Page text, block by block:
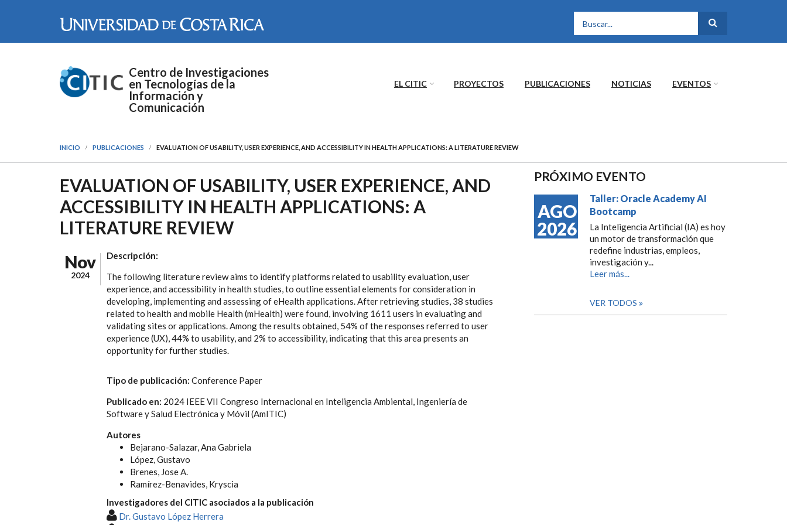
FORMULARIO DE
Centro de Investigaciones
en Tecnologías de la
Información y
Comunicación
EL CITIC PROYECTOS PUBLICACIONES NOTICIAS EVENTOS
INICIO PUBLICACIONES EVALUATION OF USABILITY, USER EXPERIENCE, AND ACCESSIBILITY IN HEALTH APPLICATIONS: A LITERATURE REVIEW
EVALUATION OF USABILITY, USER EXPERIENCE, AND
ACCESSIBILITY IN HEALTH APPLICATIONS: A
LITERATURE REVIEW
Nov
2024
Descripción:
The following literature review aims to identify platforms related to usability evaluation, user
experience, and accessibility in health studies, to outline essential elements for consideration in
developing, implementing and assessing of eHealth applications. After retrieving studies, 38 studies
related to health and mobile Health (mHealth) were found, involving 1611 users in evaluating and
validating sites or applications. Among the results obtained, 54% of the responses referred to user
experience (UX), 44% to usability, and 2% to accessibility, indicating that this area presents an
opportunity for further studies.
Tipo de publicación: Conference Paper
Publicado en: 2024 IEEE VII Congreso Internacional en Inteligencia Ambiental, Ingeniería de
Software y Salud Electrónica y Móvil (AmITIC)
Autores
Bejarano-Salazar, Ana Gabriela
López, Gustavo
Brenes, Jose A.
Ramírez-Benavides, Kryscia
Investigadores del CITIC asociados a la publicación
Dr. Gustavo López Herrera
PRÓXIMO EVENTO
AGO
2026
Taller: Oracle Academy AI
Bootcamp
La Inteligencia Artificial (IA) es hoy
un motor de transformación que
redefine industrias, empleos,
investigación y...
Leer más...
VER TODOS